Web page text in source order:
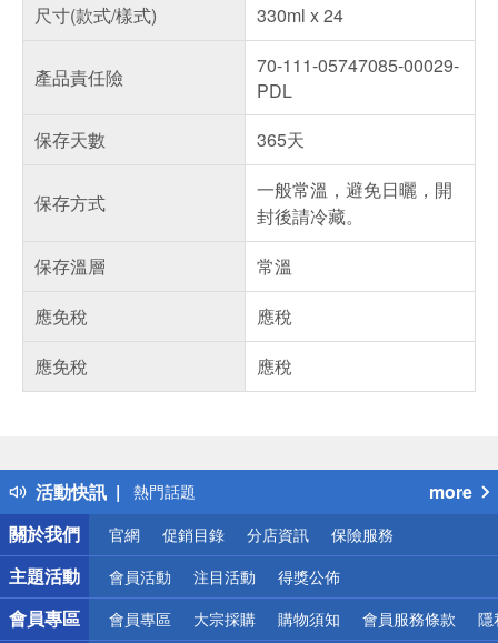
尺寸(款式/樣式)
330ml x 24
產品責任險
70-111-05747085-00029-
PDL
保存天數
365天
保存方式
一般常溫，避免日曬，開
封後請冷藏。
保存溫層
常溫
應免稅
應稅
應免稅
應稅
活動快訊
得獎公告
熱門話題
銀行優惠
偏遠地區配送
詐騙網頁！請小心！
more
關於我們
官網 促銷目錄 分店資訊 保險服務
主題活動 會員活動 注目活動 得獎公佈
會員專區 會員專區 大宗採購 購物須知 會員服務條款 隱